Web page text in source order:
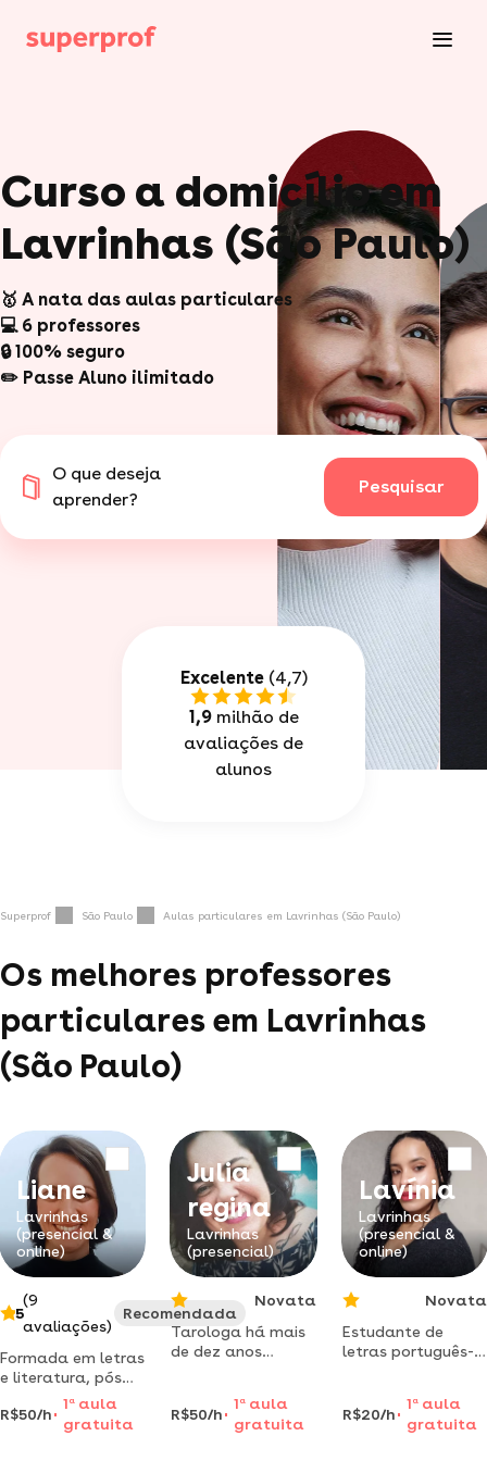
Curso a domicílio em
Lavrinhas (São Paulo)
🥇 A nata das aulas particulares
💻 6 professores
🔒 100% seguro
✏️ Passe Aluno ilimitado
O que deseja
aprender?
Pesquisar
Excelente(4,7)
1,9milhão de
avaliações de
alunos
Superprof São Paulo Aulas particulares em Lavrinhas (São Paulo)
Os melhores professores
particulares em Lavrinhas
(São Paulo)
Liane
Lavrinhas
(presencial &
online)
5
(9
avaliações)
Recomendada
Formada em letras
e literatura, pós
graduada em
psicopedagogia.
ajudo seu filho a
R$50/h
1 aaula
gratuita
Julia
regina
Lavrinhas
(presencial)
Novata
Tarologa há mais
de dez anos
marselha há 30
anos. pedagoga,
R$50/h
1 a aula
gratuita
Lavínia
Lavrinhas
(presencial &
online)
Novata
Estudante de
letras português-
literaturas.
facilidade com
R$20/h
1 aaula
gratuita